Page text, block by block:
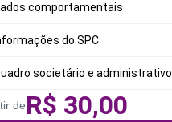
comportamentais
do SPC
societário e administrativo
deR$ 30,00